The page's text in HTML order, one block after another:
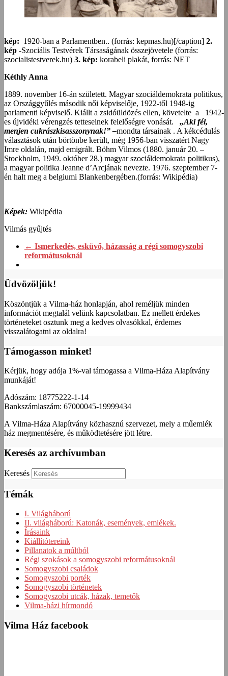
kép: 1920-ban a Parlamentben.. (forrás: kepmas.hu)[/caption] 2.
kép -Szociális Testvérek Társaságának összejövetele (forrás:
szocialistestverek.hu) 3. kép: korabeli plakát, forrás: NET
Kéthly Anna
1889. november 16-án született. Magyar szociáldemokrata politikus,
az Országgyűlés második női képviselője, 1922-től 1948-ig
parlamenti képviselő. Kiállt a zsidóüldözés ellen, követelte a 1942-
es újvidéki vérengzés tetteseinek felelőségre vonását. „Aki fél,
menjen cukrászkisasszonynak!” –mondta társainak . A kékcédulás
választások után börtönbe került, még 1956-ban visszatért Nagy
Imre oldalán, majd emigrált. Böhm Vilmos (1880. január 20. –
Stockholm, 1949. október 28.) magyar szociáldemokrata politikus),
a magyar politika Jeanne d’Arcjának nevezte. 1976. szeptember 7-
én halt meg a belgiumi Blankenbergében.(forrás: Wikipédia)
Képek: Wikipédia
Vilmás gyűjtés
← Ismerkedés, esküvő, házasság a régi somogyszobi
reformátusoknál
Üdvözöljük!
Köszöntjük a Vilma-ház honlapján, ahol reméljük minden
információt megtalál velünk kapcsolatban. Ez mellett érdekes
történeteket osztunk meg a kedves olvasókkal, érdemes
visszalátogatni az oldalra!
Támogasson minket!
Kérjük, hogy adója 1%-val támogassa a Vilma-Háza Alapítvány
munkáját!
Adószám: 18775222-1-14
Bankszámlaszám: 67000045-19999434
A Vilma-Háza Alapítvány közhasznú szervezet, mely a műemlék
ház megmentésére, és működtetésére jött létre.
Keresés az archívumban
Keresés
Témák
I. Világháború
II. világháború: Katonák, események, emlékek.
Írásaink
Kiállítótereink
Pillanatok a múltból
Régi szokások a somogyszobi reformátusoknál
Somogyszobi családok
Somogyszobi porték
Somogyszobi történetek
Somogyszobi utcák, házak, temetők
Vilma-házi hírmondó
Vilma Ház facebook